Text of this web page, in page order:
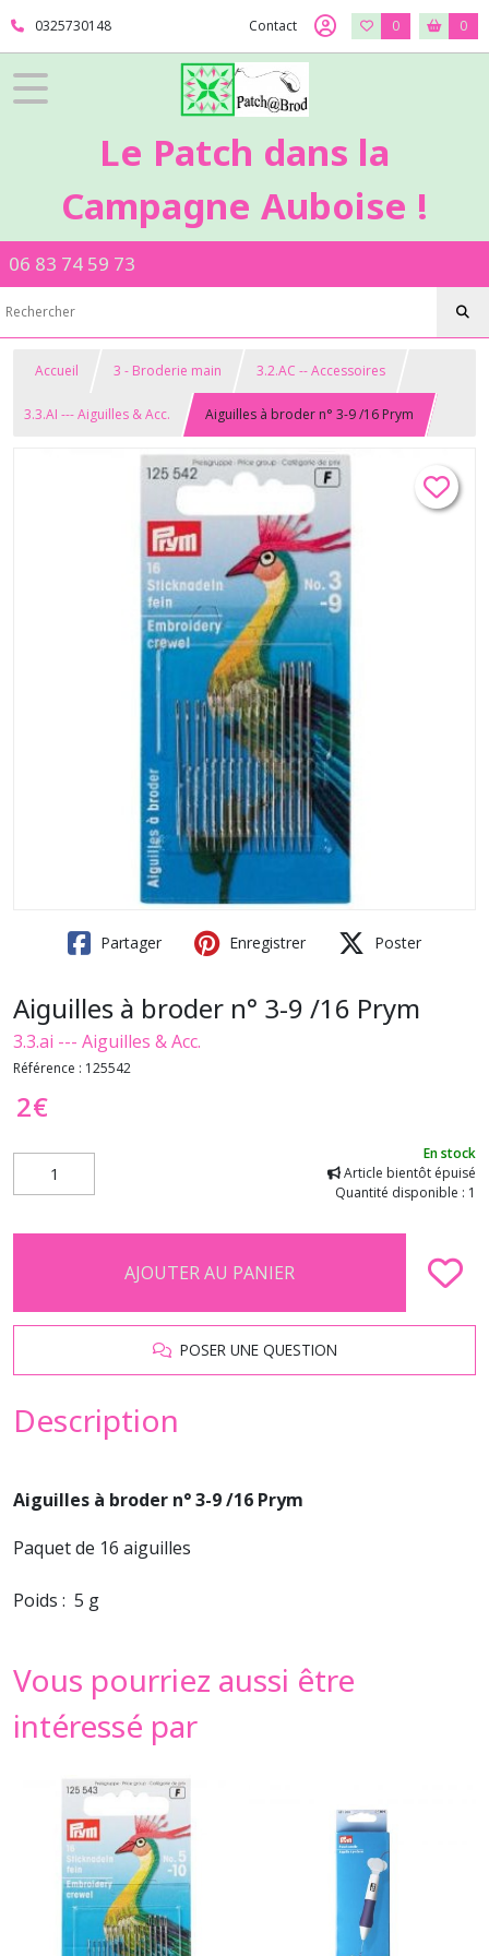
0325730148 Contact 0 0
Le Patch dans la
Campagne Auboise !
06 83 74 59 73
Accueil 3 - Broderie main 3.2.AC -- Accessoires
3.3.AI --- Aiguilles & Acc. Aiguilles à broder n° 3-9 /16 Prym
Partager Enregistrer Poster
Aiguilles à broder n° 3-9 /16 Prym
3.3.ai --- Aiguilles & Acc.
Référence : 125542
2€
En stock
Article bientôt épuisé
Quantité disponible : 1
AJOUTER AU PANIER
POSER UNE QUESTION
Description
Aiguilles à broder n° 3-9 /16 Prym
Paquet de 16 aiguilles
Poids : 5 g
Vous pourriez aussi être
intéressé par